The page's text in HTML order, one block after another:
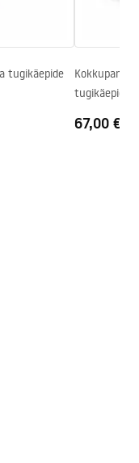
_5.pdf
tugikäepide
tugikäepide
67,00 €